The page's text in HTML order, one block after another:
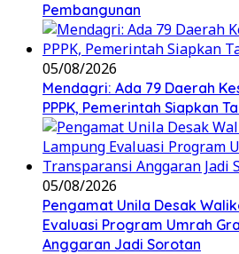
Pembangunan
05/08/2026
Mendagri: Ada 79 Daerah
PPPK, Pemerintah Siapkan
05/08/2026
Pengamat Unila Desak
Evaluasi Program Umrah
Anggaran Jadi Sorotan